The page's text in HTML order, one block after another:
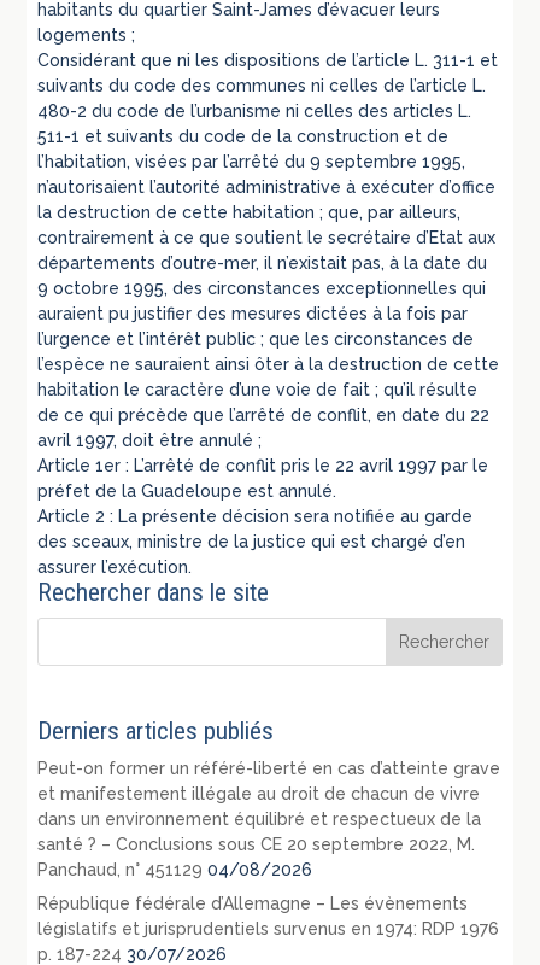
habitants du quartier Saint-James d’évacuer leurs
logements ;
Considérant que ni les dispositions de l’article L. 311-1 et
suivants du code des communes ni celles de l’article L.
480-2 du code de l’urbanisme ni celles des articles L.
511-1 et suivants du code de la construction et de
l’habitation, visées par l’arrêté du 9 septembre 1995,
n’autorisaient l’autorité administrative à exécuter d’office
la destruction de cette habitation ; que, par ailleurs,
contrairement à ce que soutient le secrétaire d’Etat aux
départements d’outre-mer, il n’existait pas, à la date du
9 octobre 1995, des circonstances exceptionnelles qui
auraient pu justifier des mesures dictées à la fois par
l’urgence et l’intérêt public ; que les circonstances de
l’espèce ne sauraient ainsi ôter à la destruction de cette
habitation le caractère d’une voie de fait ; qu’il résulte
de ce qui précède que l’arrêté de conflit, en date du 22
avril 1997, doit être annulé ;
Article 1er : L’arrêté de conflit pris le 22 avril 1997 par le
préfet de la Guadeloupe est annulé.
Article 2 : La présente décision sera notifiée au garde
des sceaux, ministre de la justice qui est chargé d’en
assurer l’exécution.
Rechercher dans le site
Derniers articles publiés
Peut-on former un référé-liberté en cas d’atteinte grave
et manifestement illégale au droit de chacun de vivre
dans un environnement équilibré et respectueux de la
santé ? – Conclusions sous CE 20 septembre 2022, M.
Panchaud, n° 451129 04/08/2026
République fédérale d’Allemagne – Les évènements
législatifs et jurisprudentiels survenus en 1974: RDP 1976
p. 187-224 30/07/2026